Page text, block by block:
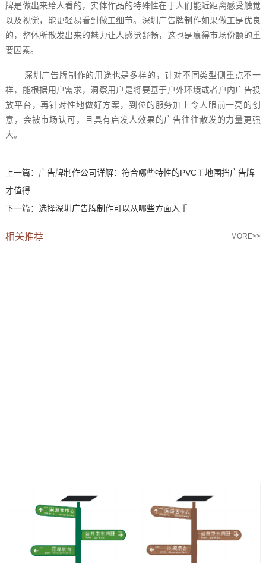
牌是做出来给人看的，实体作品的特殊性在于人们能近距离感受触觉
以及视觉，能更轻易看到做工细节。深圳广告牌制作如果做工是优良
的，整体所散发出来的魅力让人感觉舒畅，这也是赢得市场份额的重
要因素。
深圳广告牌制作的用途也是多样的，针对不同类型侧重点不一
样，能根据用户需求，洞察用户是将要基于户外环境或者户内广告投
放平台，再针对性地做好方案，到位的服务加上令人眼前一亮的创
意，会被市场认可，且具有启发人效果的广告往往散发的力量更强
大。
上一篇： 广告牌制作公司详解：符合哪些特性的PVC工地围挡广告牌
才值得...
下一篇： 选择深圳广告牌制作可以从哪些方面入手
相关推荐 MORE>>
喜报｜热烈祝贺深圳市泽瑞创意传媒有限责任公司成功中标深圳市龙岗区人民医
院 2026 年度零星标识、宣传推广服务项目！感谢信任，不负所托，...